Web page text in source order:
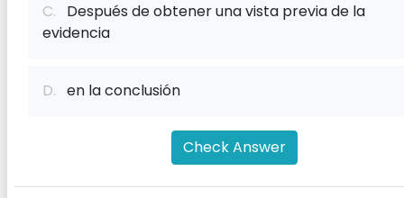
C. Después de obtener una vista previa de la
evidencia
D. en la conclusión
Check Answer